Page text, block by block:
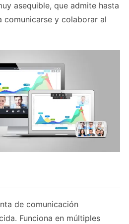
asequible, que admite hasta
y colaborar al
de comunicación
Funciona en múltiples